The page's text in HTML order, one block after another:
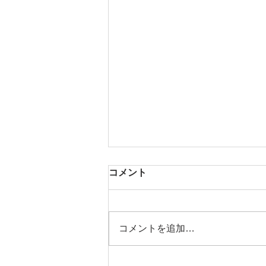
芳醇な香り
コメント
コメントを追加…